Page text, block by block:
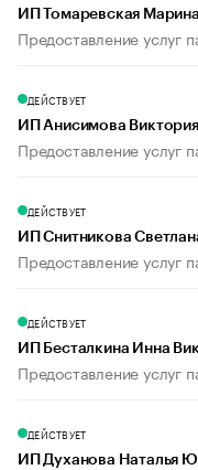
ИП Томаревская
Предоставление услуг
ДЕЙСТВУЕТ
ИП Анисимова
Предоставление услуг
ДЕЙСТВУЕТ
ИП Снитникова
Предоставление услуг
ДЕЙСТВУЕТ
ИП Бесталкина Инна
Предоставление услуг
ДЕЙСТВУЕТ
ИП Духанова Наталья